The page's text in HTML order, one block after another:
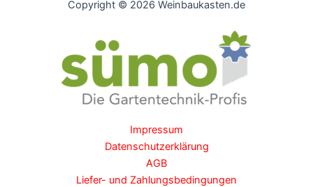
Copyright © 2026 Weinbaukasten.de
Impressum
Datenschutzerklärung
AGB
Liefer- und Zahlungsbedingungen